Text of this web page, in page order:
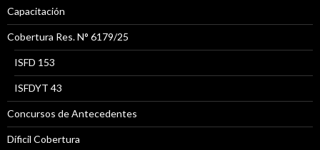
Capacitación
Cobertura Res. N° 6179/25
ISFD 153
ISFDYT 43
Concursos de Antecedentes
Díficil Cobertura